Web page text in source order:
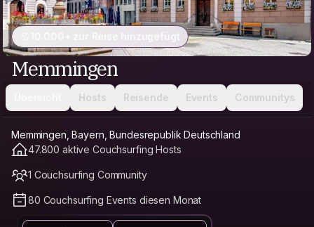
10.000+ zur Reise hinzugefügt
Memmingen
Hosts Reisende Events Communitys
Memmingen, Bayern, Bundesrepublik Deutschland
47.800 aktive Couchsurfing Hosts
1 Couchsurfing Community
80 Couchsurfing Events diesen Monat